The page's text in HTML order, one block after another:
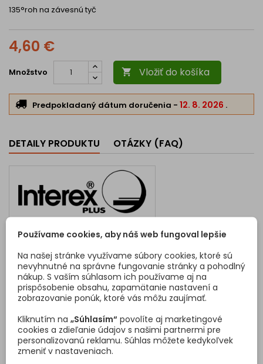
135°roh na závesnú tyč
4,60 €
Množstvo  Vložiť do košíka
Predpokladaný dátum doručenia - 12. 8. 2026 .
DETAILY PRODUKTU OTÁZKY (FAQ)
Kód6328
Vlastnosti produktu
Materiál Oceľ
Povrchová úprava Chróm lesklý
Priemer ø 16 mm
Používame cookies, aby náš web fungoval lepšie
Na našej stránke využívame súbory cookies, ktoré sú
nevyhnutné na správne fungovanie stránky a pohodlný
nákup. S vaším súhlasom ich používame aj na
prispôsobenie obsahu, zapamätanie nastavení a
zobrazovanie ponúk, ktoré vás môžu zaujímať.
Kliknutím na „Súhlasím“ povolíte aj marketingové
cookies a zdieľanie údajov s našimi partnermi pre
personalizovanú reklamu. Súhlas môžete kedykoľvek
zmeniť v nastaveniach.